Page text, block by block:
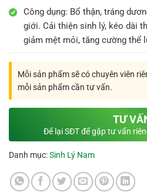
Công dụng: Bổ thận, tráng
giới. Cải thiện sinh lý, kéo dài
giảm mệt mỏi, tăng cường thể
Mỗi sản phẩm sẽ có chuyên viên
mỗi sản phẩm cần tư vấn.
TƯ
Để lại SĐT để gặp tư vấn
Danh mục:Sinh Lý Nam